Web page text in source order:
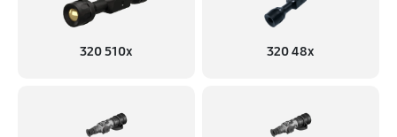
320 510x 320 48x